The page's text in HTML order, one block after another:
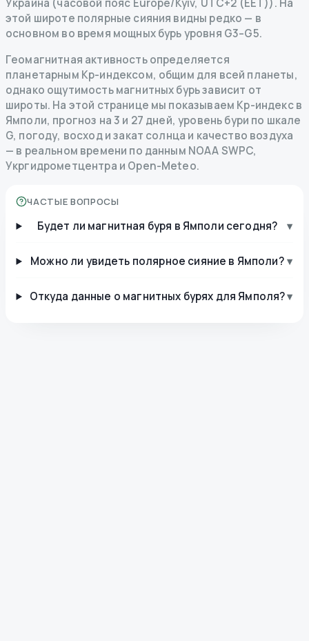
этой широте полярные сияния видны редко — в
основном во время мощных бурь уровня G3–G5.
Геомагнитная активность определяется
планетарным Kp-индексом, общим для всей планеты,
однако ощутимость магнитных бурь зависит от
широты. На этой странице мы показываем Kp-индекс в
Ямполи, прогноз на 3 и 27 дней, уровень бури по шкале
G, погоду, восход и закат солнца и качество воздуха
— в реальном времени по данным NOAA SWPC,
Укргидрометцентра и Open-Meteo.
ЧАСТЫЕ ВОПРОСЫ
Будет ли магнитная буря в Ямполи сегодня? ▾
Можно ли увидеть полярное сияние в Ямполи? ▾
Откуда данные о магнитных бурях для Ямполя?▾